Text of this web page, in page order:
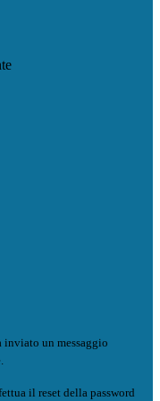
inviato un messaggio
il reset della password